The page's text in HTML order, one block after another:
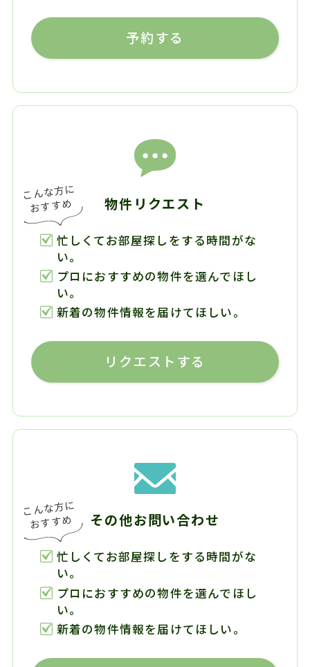
予約する
物件リクエスト
忙しくてお部屋探しをする時間がな
い。
プロにおすすめの物件を選んでほし
い。
新着の物件情報を届けてほしい。
リクエストする
その他お問い合わせ
忙しくてお部屋探しをする時間がな
い。
プロにおすすめの物件を選んでほし
い。
新着の物件情報を届けてほしい。